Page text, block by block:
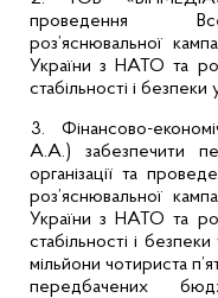
проведення
роз’яснювальної
України з НАТО та
стабільності і
3. Фінансово-
А.А.) забезпечити
організації та
роз’яснювальної
України з НАТО та
стабільності і
мільйони чотириста
передбачених